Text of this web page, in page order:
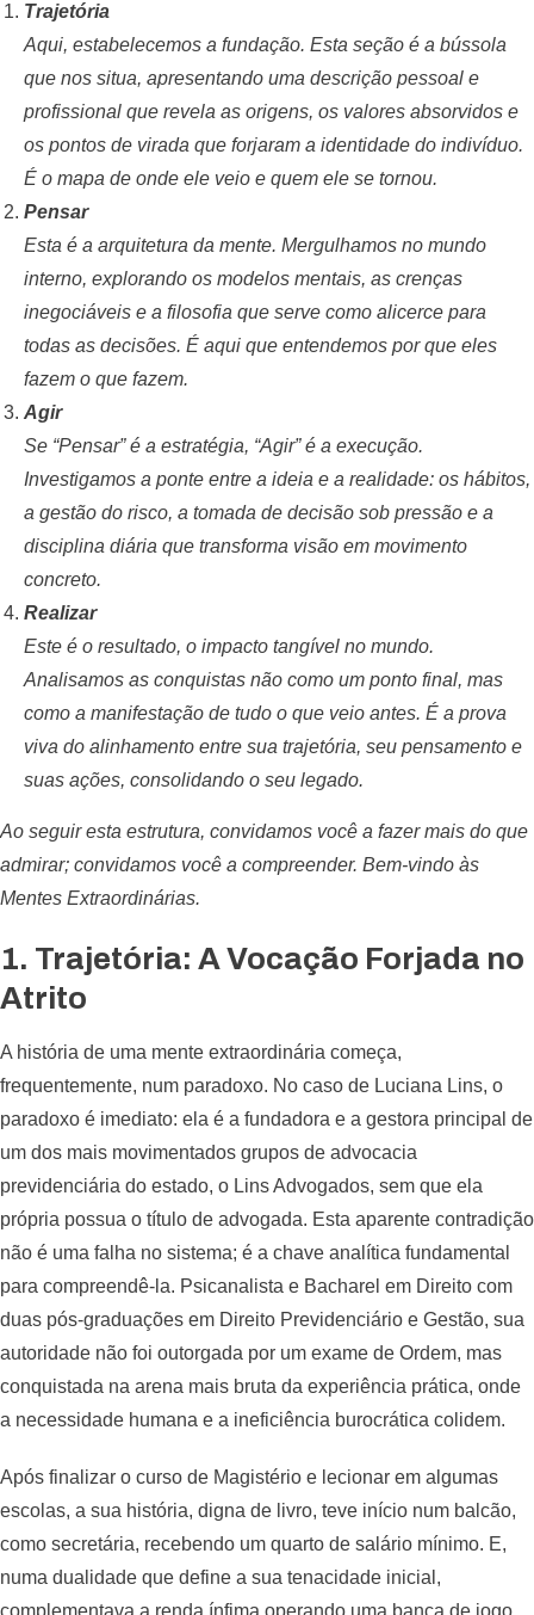
Trajetória
Aqui, estabelecemos a fundação. Esta seção é a bússola
que nos situa, apresentando uma descrição pessoal e
profissional que revela as origens, os valores absorvidos e
os pontos de virada que forjaram a identidade do indivíduo.
É o mapa de onde ele veio e quem ele se tornou.
Pensar
Esta é a arquitetura da mente. Mergulhamos no mundo
interno, explorando os modelos mentais, as crenças
inegociáveis e a filosofia que serve como alicerce para
todas as decisões. É aqui que entendemos por que eles
fazem o que fazem.
Agir
Se “Pensar” é a estratégia, “Agir” é a execução.
Investigamos a ponte entre a ideia e a realidade: os hábitos,
a gestão do risco, a tomada de decisão sob pressão e a
disciplina diária que transforma visão em movimento
concreto.
Realizar
Este é o resultado, o impacto tangível no mundo.
Analisamos as conquistas não como um ponto final, mas
como a manifestação de tudo o que veio antes. É a prova
viva do alinhamento entre sua trajetória, seu pensamento e
suas ações, consolidando o seu legado.
Ao seguir esta estrutura, convidamos você a fazer mais do que
admirar; convidamos você a compreender. Bem-vindo às
Mentes Extraordinárias.
1. Trajetória: A Vocação Forjada no
Atrito
A história de uma mente extraordinária começa,
frequentemente, num paradoxo. No caso de Luciana Lins, o
paradoxo é imediato: ela é a fundadora e a gestora principal de
um dos mais movimentados grupos de advocacia
previdenciária do estado, o Lins Advogados, sem que ela
própria possua o título de advogada. Esta aparente contradição
não é uma falha no sistema; é a chave analítica fundamental
para compreendê-la. Psicanalista e Bacharel em Direito com
duas pós-graduações em Direito Previdenciário e Gestão, sua
autoridade não foi outorgada por um exame de Ordem, mas
conquistada na arena mais bruta da experiência prática, onde
a necessidade humana e a ineficiência burocrática colidem.
Após finalizar o curso de Magistério e lecionar em algumas
escolas, a sua história, digna de livro, teve início num balcão,
como secretária, recebendo um quarto de salário mínimo. E,
numa dualidade que define a sua tenacidade inicial,